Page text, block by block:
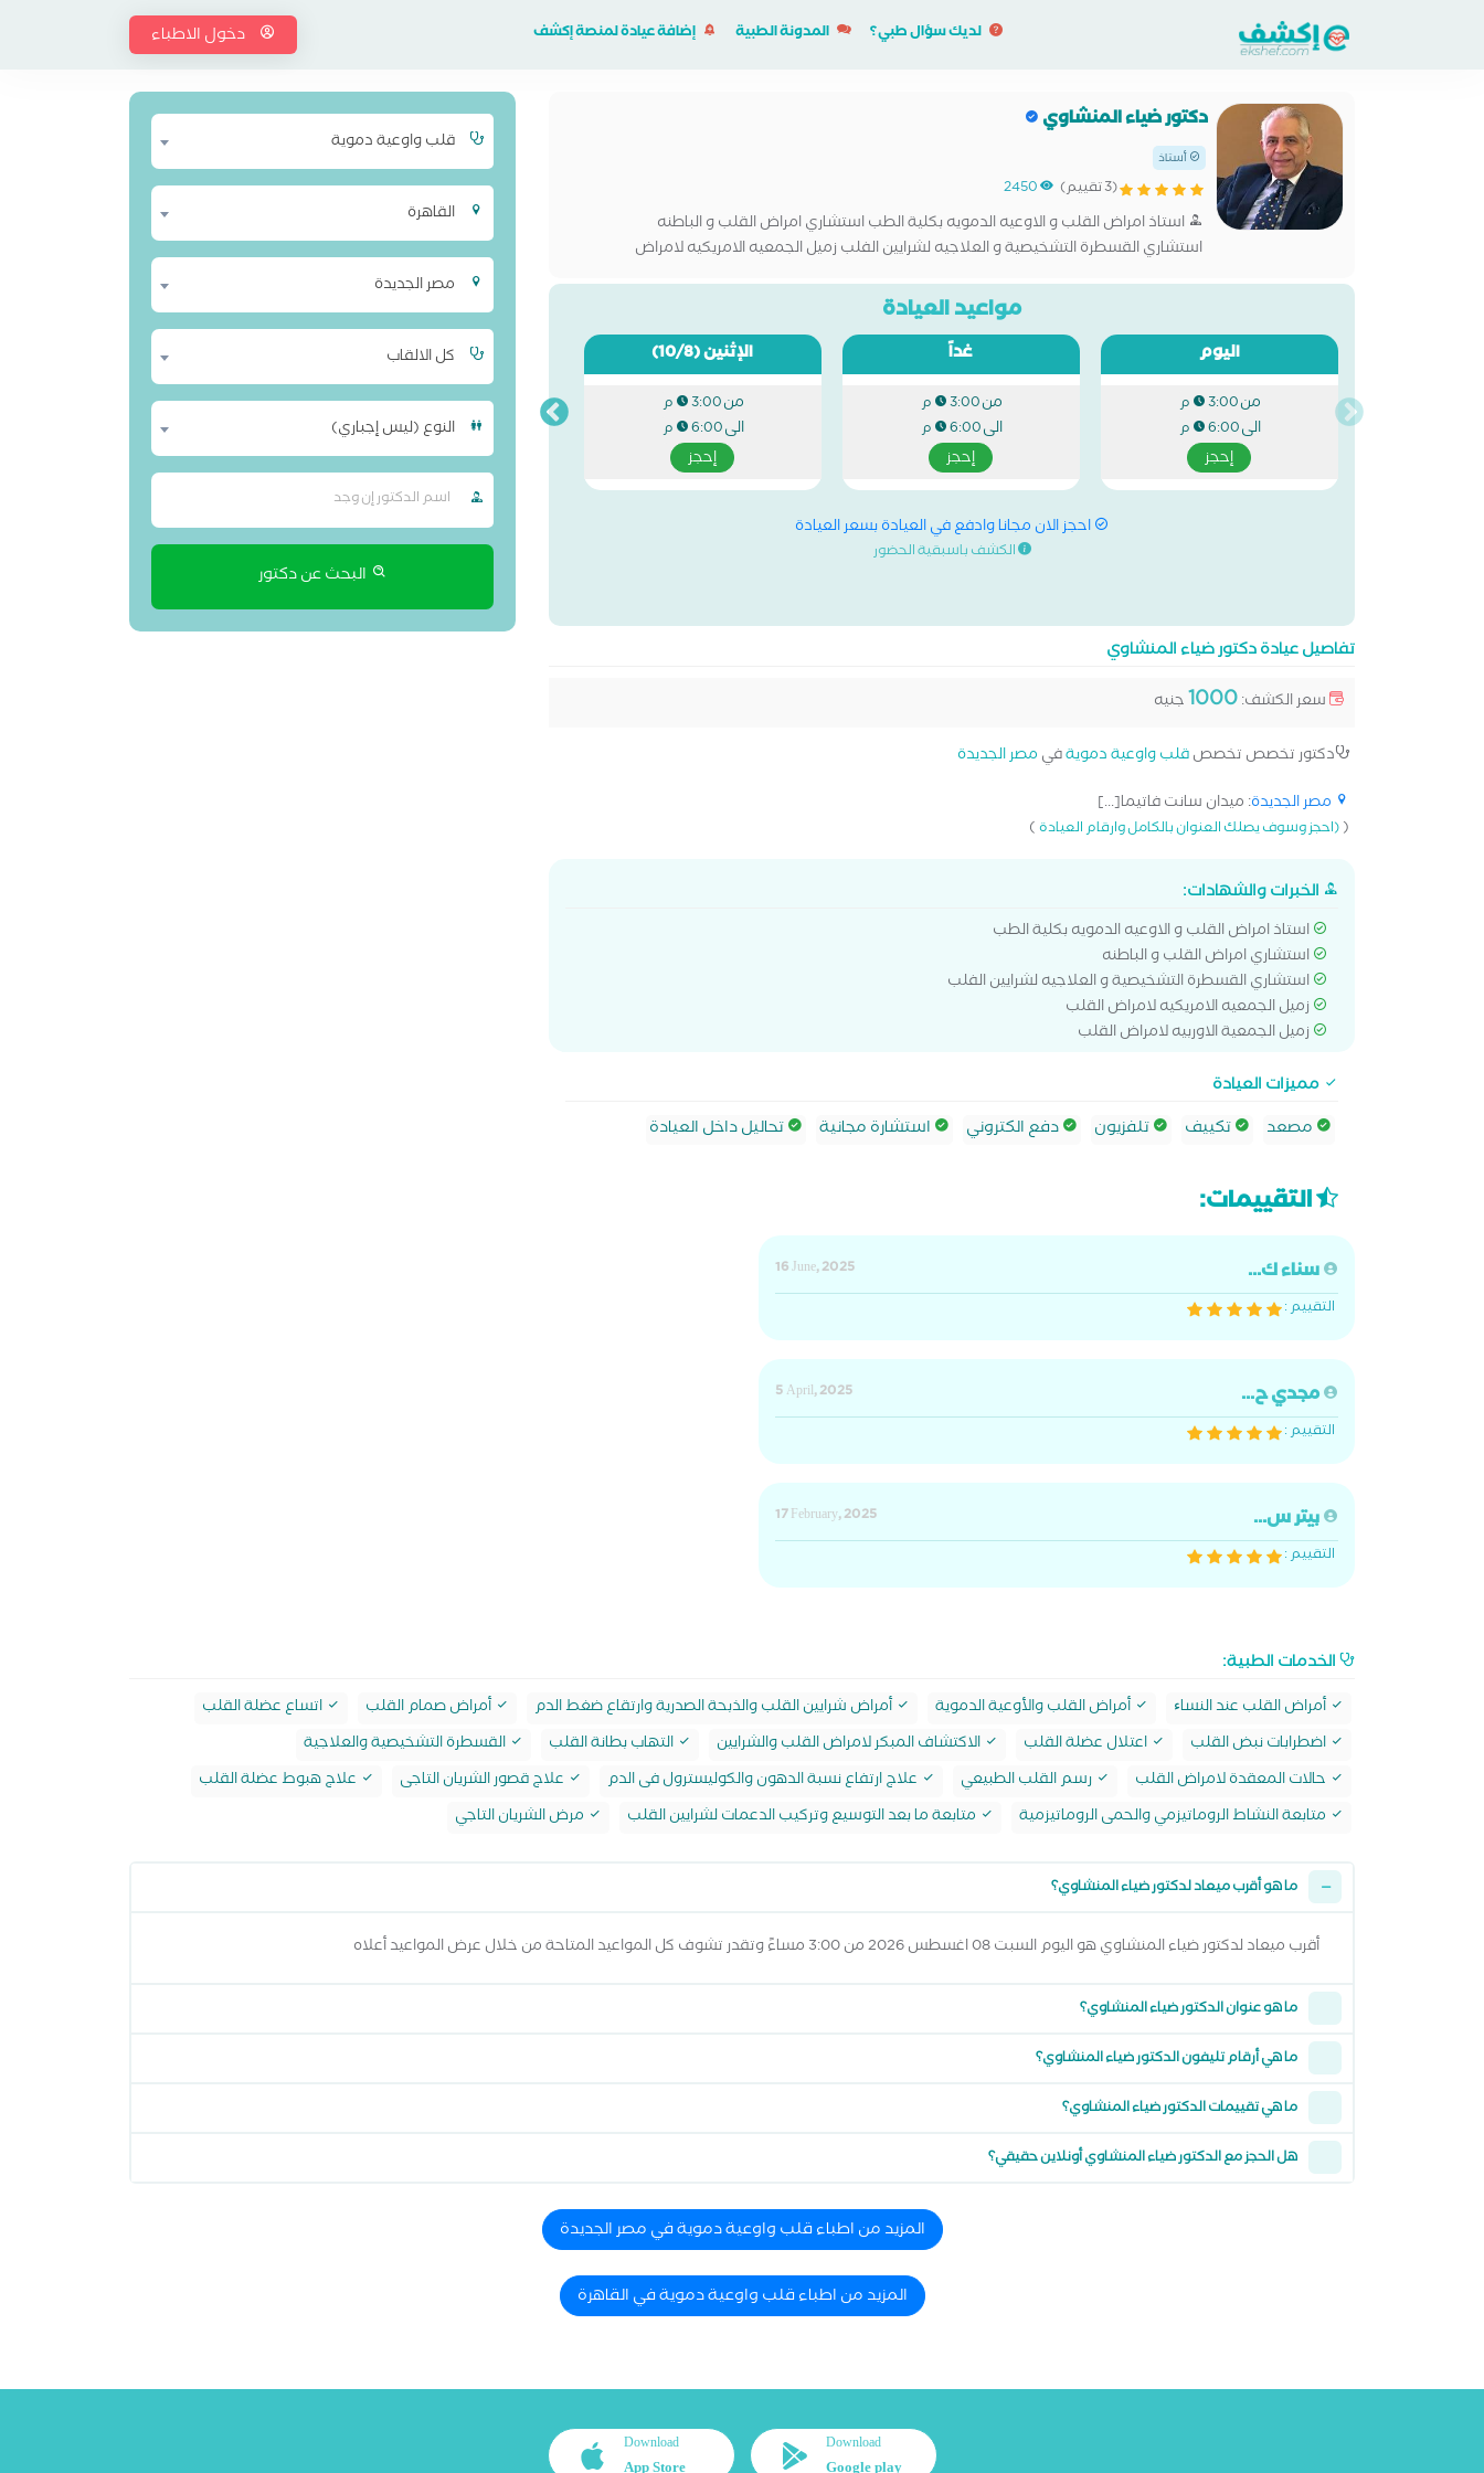
لديك سؤال طبي؟ المدونة الطبية إضافة عيادة لمنصة إكشف دخول الاطباء
دكتور ضياء المنشاوي
أستاذ
(3 تقييم) 2450
استاذ امراض القلب و الاوعيه الدمويه بكلية الطب استشاري امراض القلب و الباطنه
استشاري القسطرة التشخيصية و العلاجيه لشرايين الفلب زميل الجمعيه الامريكيه لامراض
مواعيد العيادة
اليوم
من3:00 م
الى6:00 م
إحجز
غداً
من3:00 م
الى6:00 م
إحجز
الإثنين(10/8)
من3:00 م
الى6:00 م
إحجز
احجز الان مجانا وادفع في العيادة بسعر العيادة
الكشف باسبقية الحضور
تفاصيل عيادة دكتور ضياء المنشاوي
سعر الكشف:1000جنيه
دكتور تخصص تخصصقلب واوعية دمويةفي مصر الجديدة
مصر الجديدة: ميدان سانت فاتيما[...]
((احجز وسوف يصلك العنوان بالكامل وارقام العيادة)
الخبرات والشهادات:
استاذ امراض القلب و الاوعيه الدمويه بكلية الطب
استشاري امراض القلب و الباطنه
استشاري القسطرة التشخيصية و العلاجيه لشرايين الفلب
زميل الجمعيه الامريكيه لامراض القلب
زميل الجمعية الاوربيه لامراض القلب
مميزات العيادة
مصعد
تكييف تلفزيون دفع الكتروني استشارة مجانية تحاليل داخل العيادة
قلب واوعية دموية
القاهرة
مصر الجديدة
كل الالقاب
النوع (ليس إجباري)
البحث عن دكتور
التقييمات:
سناء ك...
16 June, 2025
التقييم :
مجدي ح...
5 April, 2025
التقييم :
بيتر س...
17 February, 2025
التقييم :
الخدمات الطبية:
أمراض القلب عند النساﺀ أمراض القلب والأوعية الدموية أمراض شرايين القلب والذبحة الصدرية وارتقاع ضغط الدم أمراض صمام القلب
اتساع عضلة القلب
اضطرابات نبض القلب
اعتلال عضلة القلب الاكتشاف المبكر لامراض القلب والشرايين التهاب بطانة القلب
القسطرة التشخيصية والعلاجية
حالات المعقدة لامراض القلب
رسم القلب الطبيعي علاج ارتفاع نسبة الدهون والكوليسترول فى الدم علاج قصور الشريان التاجى
علاج هبوط عضلة القلب
متابعة النشاط الروماتيزمي والحمى الروماتيزمية
متابعة ما بعد التوسيع وتركيب الدعمات لشرايين القلب مرض الشريان التاجي
ما هو أقرب ميعاد لدكتور ضياء المنشاوي؟
أقرب ميعاد لدكتور ضياء المنشاوي هو اليوم السبت 08 اغسطس 2026 من 3:00 مساءً وتقدر تشوف كل المواعيد المتاحة من خلال عرض المواعيد أعلاه
ما هو عنوان الدكتور ضياء المنشاوي؟
ما هي أرقام تليفون الدكتور ضياء المنشاوي؟
ما هي تقييمات الدكتور ضياء المنشاوي؟
هل الحجز مع الدكتور ضياء المنشاوي أونلاين حقيقي؟
المزيد من اطباء قلب واوعية دموية في مصر الجديدة
المزيد من اطباء قلب واوعية دموية في القاهرة
Download
Google play
Download
App Store